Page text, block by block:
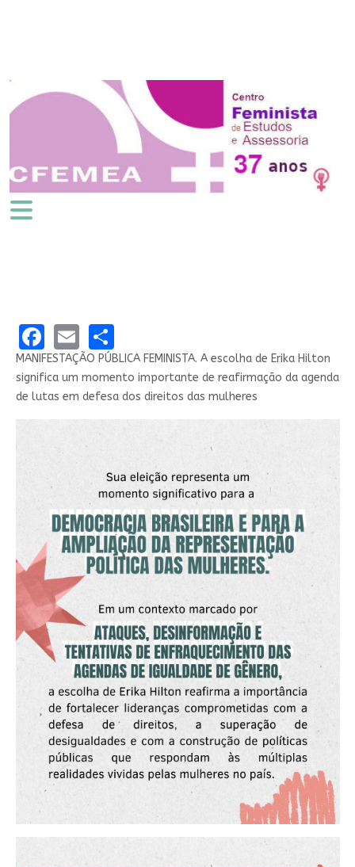
Facebook
EmailShare
MANIFESTAÇÃO PÚBLICA FEMINISTA. A escolha de Erika Hilton
significa um momento importante de reafirmação da agenda
de lutas em defesa dos direitos das mulheres